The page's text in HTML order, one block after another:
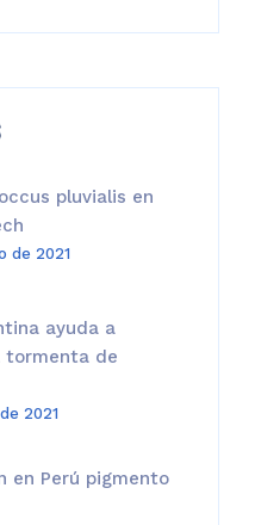
pluvialis en
de 2021
ayuda a
tormenta de
2021
en Perú pigmento